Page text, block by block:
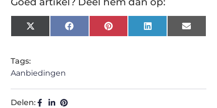
X
(Twitter)
FacebookPinterest LinkedIn Email
Tags:
Aanbiedingen
Delen: